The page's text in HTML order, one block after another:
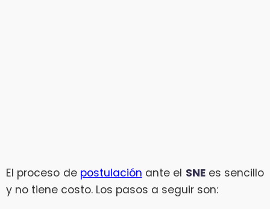
El proceso de postulación ante el SNEes sencillo
y no tiene costo. Los pasos a seguir son: